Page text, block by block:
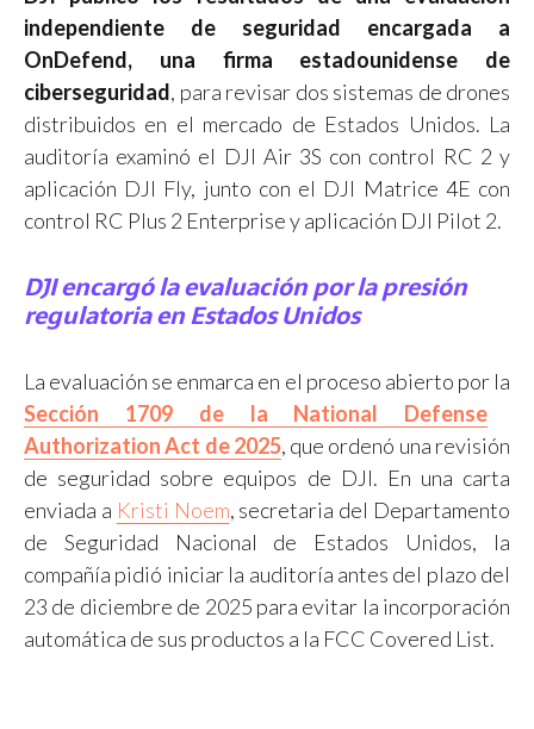
independiente de seguridad encargada a
OnDefend, una firma estadounidense de
ciberseguridad, para revisar dos sistemas de drones
distribuidos en el mercado de Estados Unidos. La
auditoría examinó el DJI Air 3S con control RC 2 y
aplicación DJI Fly, junto con el DJI Matrice 4E con
control RC Plus 2 Enterprise y aplicación DJI Pilot 2.
DJI encargó la evaluación por la presión
regulatoria en Estados Unidos
La evaluación se enmarca en el proceso abierto por la
Sección 1709 de la National Defense
Authorization Act de 2025, que ordenó una revisión
de seguridad sobre equipos de DJI. En una carta
enviada a Kristi Noem, secretaria del Departamento
de Seguridad Nacional de Estados Unidos, la
compañía pidió iniciar la auditoría antes del plazo del
23 de diciembre de 2025 para evitar la incorporación
automática de sus productos a la FCC Covered List.